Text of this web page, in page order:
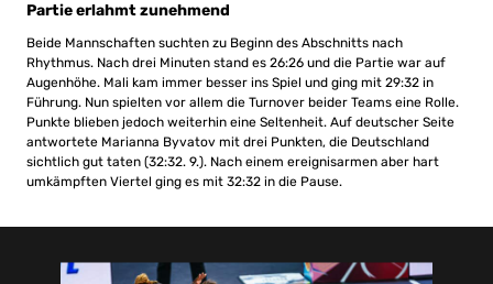
Partie erlahmt zunehmend
Beide Mannschaften suchten zu Beginn des Abschnitts nach
Rhythmus. Nach drei Minuten stand es 26:26 und die Partie war auf
Augenhöhe. Mali kam immer besser ins Spiel und ging mit 29:32 in
Führung. Nun spielten vor allem die Turnover beider Teams eine Rolle.
Punkte blieben jedoch weiterhin eine Seltenheit. Auf deutscher Seite
antwortete Marianna Byvatov mit drei Punkten, die Deutschland
sichtlich gut taten (32:32. 9.). Nach einem ereignisarmen aber hart
umkämpften Viertel ging es mit 32:32 in die Pause.